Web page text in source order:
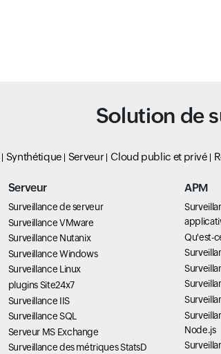
Solution de
Synthétique Serveur Cloud public et privé
Serveur
Surveillance de serveur
Surveillance VMware
Surveillance Nutanix
Surveillance Windows
Surveillance Linux
plugins Site24x7
Surveillance IIS
Surveillance SQL
Serveur MS Exchange
Surveillance des métriques StatsD
APM
Qu'est-
Node.js